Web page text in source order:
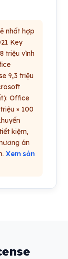
nhất hợp
Key
triệu vĩnh
9,3 triệu
Office
× 100
kiệm,
án
Xem sản